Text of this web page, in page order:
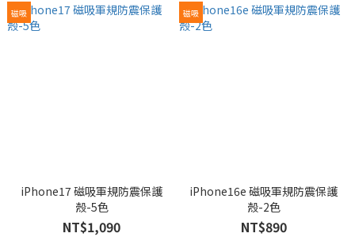
磁吸
iPhone17 磁吸軍規防震保護
殼-5色
NT$1,090
磁吸
iPhone16e 磁吸軍規防震保護
殼-2色
NT$890